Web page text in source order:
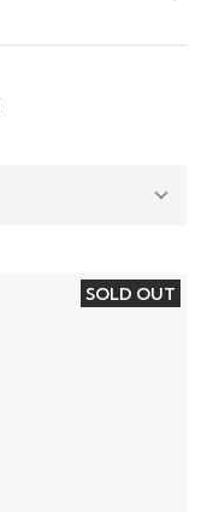
SOLD OUT